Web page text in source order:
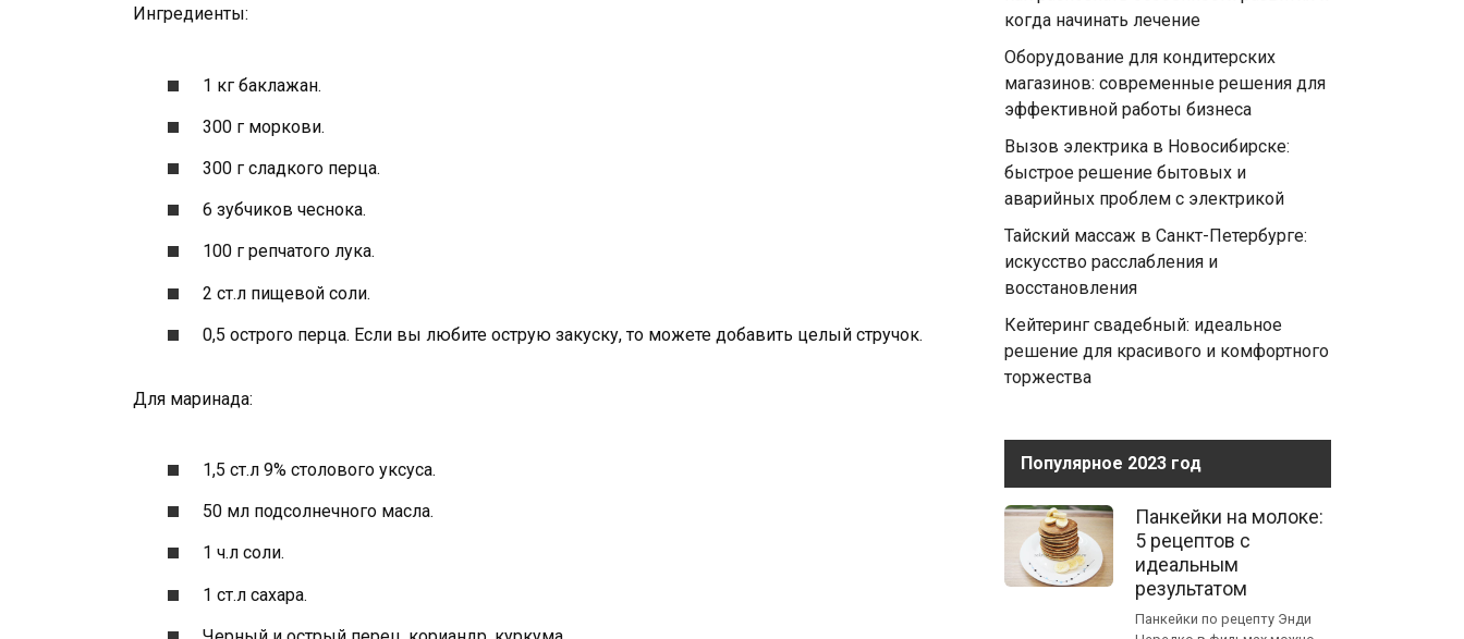
Ингредиенты:
1 кг баклажан.
300 г моркови.
300 г сладкого перца.
6 зубчиков чеснока.
100 г репчатого лука.
2 ст.л пищевой соли.
0,5 острого перца. Если вы любите острую закуску, то можете добавить целый стручок.
Для маринада:
1,5 ст.л 9% столового уксуса.
50 мл подсолнечного масла.
1 ч.л соли.
1 ст.л сахара.
когда начинать лечение
Оборудование для кондитерских
магазинов: современные решения для
эффективной работы бизнеса
Вызов электрика в Новосибирске:
быстрое решение бытовых и
аварийных проблем с электрикой
Тайский массаж в Санкт-Петербурге:
искусство расслабления и
восстановления
Кейтеринг свадебный: идеальное
решение для красивого и комфортного
торжества
Популярное 2023 год
Панкейки на молоке:
5 рецептов с
идеальным
результатом
Панкейки по рецепту Энди